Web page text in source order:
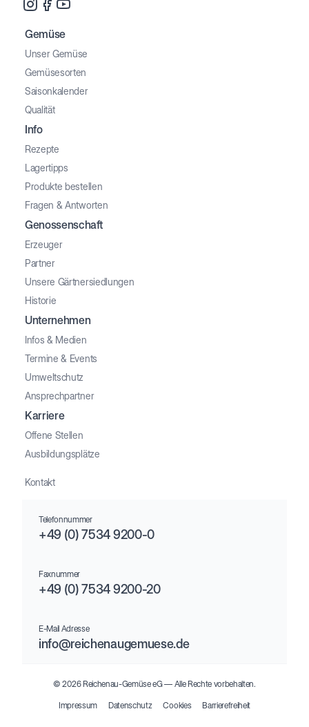
Gemüse
Unser Gemüse
Gemüsesorten
Saisonkalender
Qualität
Info
Rezepte
Lagertipps
Produkte bestellen
Fragen & Antworten
Genossenschaft
Erzeuger
Partner
Unsere Gärtnersiedlungen
Historie
Unternehmen
Infos & Medien
Termine & Events
Umweltschutz
Ansprechpartner
Karriere
Offene Stellen
Ausbildungsplätze
Kontakt
Telefonnummer
+49 (0) 7534 9200-0
Faxnummer
+49 (0) 7534 9200-20
E-Mail Adresse
info@reichenaugemuese.de
© 2026 Reichenau-Gemüse eG –– Alle Rechte vorbehalten.
Impressum Datenschutz Cookies Barrierefreiheit